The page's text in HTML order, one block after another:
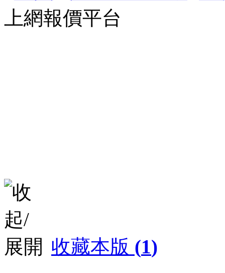
上網報價平台
收藏本版 (1)